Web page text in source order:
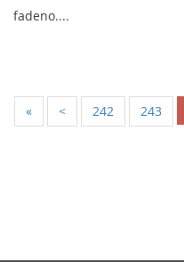
fadeno....
« < 242 243